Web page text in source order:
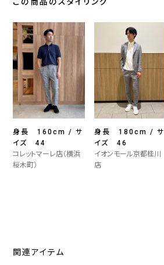
この商品のスタイリング
身長 160cm / サ
イズ 44
コレットマーレ店（横浜
桜木町）
身長 180cm / サ
イズ 46
イオンモール京都桂川
店
関連アイテム